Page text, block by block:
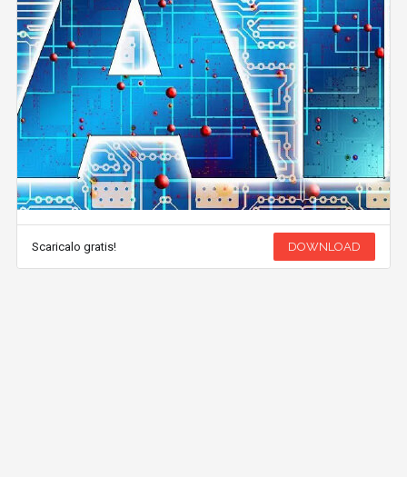
Scaricalo gratis! DOWNLOAD